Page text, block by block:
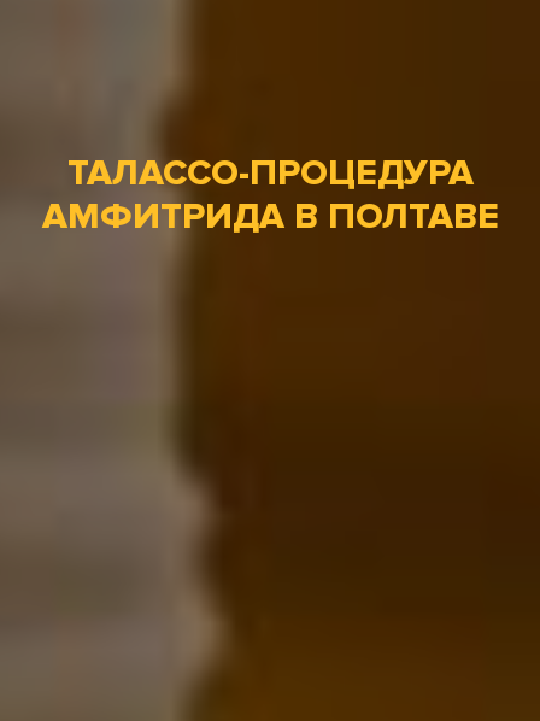
ТАЛАССО-ПРОЦЕДУРА
АМФИТРИДА В ПОЛТАВЕ